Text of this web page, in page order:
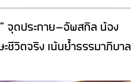
จุดประกาย-อัพสกิล น้อง
วิตจริง เน้นย้ำธรรมาภิบาล